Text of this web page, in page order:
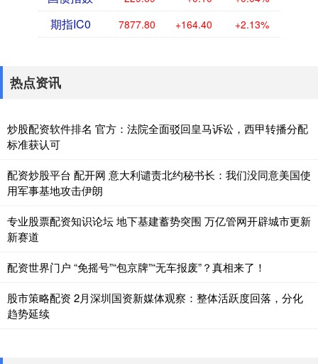
期指IC0 7877.80 +164.40 +2.13%
热点资讯
炒股配资软件排名 官方：法院全面驳回皇马诉讼，西甲转播分配
标准获认可
配资炒股平台 配开网 意大利谴责北约秘书长：我们没同意美国使
用军事基地攻击伊朗
专业股票配资知识论坛 地下基建蓄势突围 万亿管网开辟城市更新
新赛道
配资世界门户 “免摇号”“包京牌”“无车报废”？真相来了！
股市策略配资 2月深圳国资新媒体观察：整体活跃度回落，分化
趋势延续